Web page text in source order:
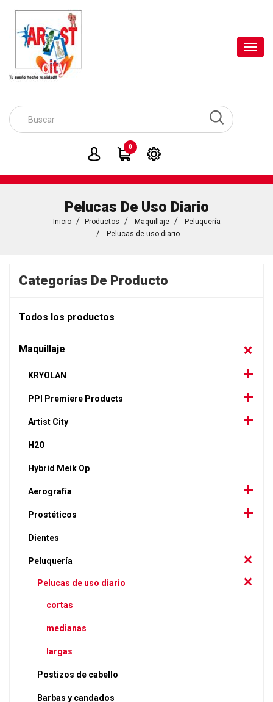
0
Pelucas De Uso Diario
Inicio Productos Maquillaje
Peluquería
Pelucas de uso diario
Categorías De Producto
Todos los productos
Maquillaje
KRYOLAN
PPI Premiere Products
Artist City
H2O
Hybrid Meik Op
Aerografía
Prostéticos
Dientes
Peluquería
Pelucas de uso diario
cortas
medianas
largas
Postizos de cabello
Barbas y candados